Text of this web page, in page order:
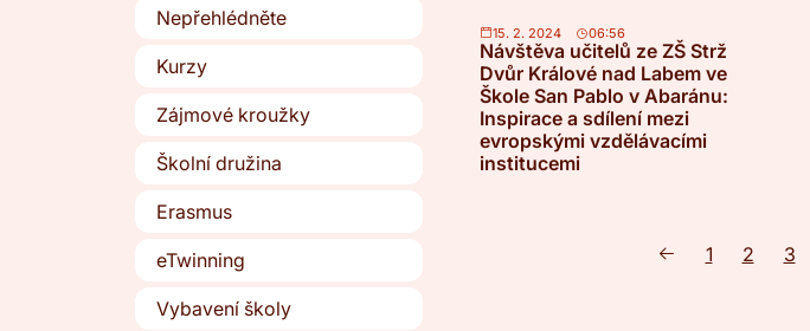
Nepřehlédněte
Kurzy
Zájmové kroužky
Školní družina
Erasmus
eTwinning
Vybavení školy
15. 2. 2024 06:56
Návštěva učitelů ze ZŠ Strž
Dvůr Králové nad Labem ve
Škole San Pablo v Abaránu:
Inspirace a sdílení mezi
evropskými vzdělávacími
institucemi
1 2 3